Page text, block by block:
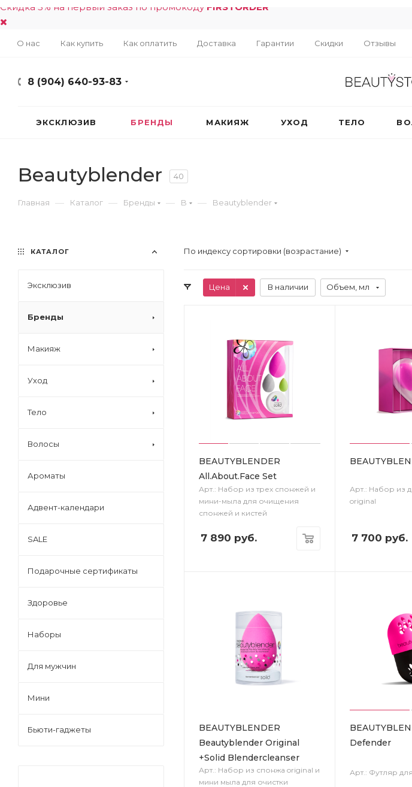
Скидка 5% на первый заказ по промокоду FIRSTORDER
О нас Как купить Как оплатить Доставка Гарантии Скидки Отзывы
8 (904) 640-93-83
ЭКСКЛЮЗИВ БРЕНДЫ МАКИЯЖ УХОД ТЕЛО
Beautyblender 40
Главная — Каталог — Бренды — B — Beautyblender
По индексу сортировки (возрастание)
Цена В наличии Объем, мл
BEAUTYBLENDER
All.About.Face Set
Арт.: Набор из трех спонжей и
мини-мыла для очищения
спонжей и кистей
7 890 руб.
Арт.: Набор из
original
7 700 руб.
BEAUTYBLENDER
Beautyblender Original
+Solid Blendercleanser
Арт.: Набор из спонжа original и
мини мыла для очистки
Defender
Арт.: Футляр
КАТАЛОГ
Эксклюзив
Бренды
Макияж
Уход
Тело
Волосы
Ароматы
Адвент-календари
SALE
Подарочные сертификаты
Здоровье
Наборы
Для мужчин
Мини
Бьюти-гаджеты